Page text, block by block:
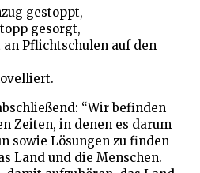
gestoppt,
gesorgt,
an Pflichtschulen auf den
“Wir befinden
Zeiten, in denen es darum
sowie Lösungen zu finden
Land und die Menschen.